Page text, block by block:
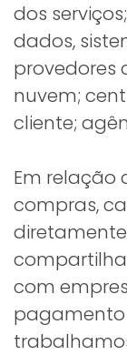
dos
dados,
provedores
nuvem;
cliente;
Em relação
compras,
com